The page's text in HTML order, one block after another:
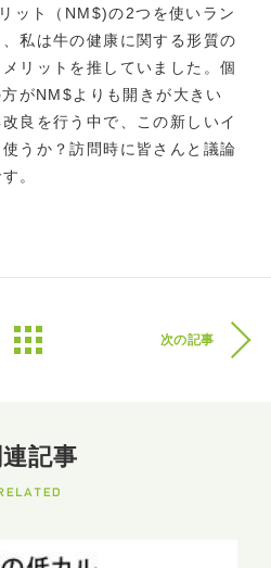
ット（NM$)の2つを使いラン
私は牛の健康に関する形質の
リットを推していました。個
がNM$よりも開きが大きい
良を行う中で、この新しいイ
うか？訪問時に皆さんと議論
。
次の記事
連記事